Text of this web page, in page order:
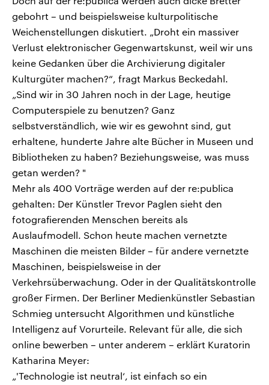
gebohrt – und beispielsweise kulturpolitische
Weichenstellungen diskutiert. „Droht ein massiver
Verlust elektronischer Gegenwartskunst, weil wir uns
keine Gedanken über die Archivierung digitaler
Kulturgüter machen?“, fragt Markus Beckedahl.
„Sind wir in 30 Jahren noch in der Lage, heutige
Computerspiele zu benutzen? Ganz
selbstverständlich, wie wir es gewohnt sind, gut
erhaltene, hunderte Jahre alte Bücher in Museen und
Bibliotheken zu haben? Beziehungsweise, was muss
getan werden? "
Mehr als 400 Vorträge werden auf der re:publica
gehalten: Der Künstler Trevor Paglen sieht den
fotografierenden Menschen bereits als
Auslaufmodell. Schon heute machen vernetzte
Maschinen die meisten Bilder – für andere vernetzte
Maschinen, beispielsweise in der
Verkehrsüberwachung. Oder in der Qualitätskontrolle
großer Firmen. Der Berliner Medienkünstler Sebastian
Schmieg untersucht Algorithmen und künstliche
Intelligenz auf Vorurteile. Relevant für alle, die sich
online bewerben – unter anderem – erklärt Kuratorin
Katharina Meyer:
„'Technologie ist neutral‘, ist einfach so ein